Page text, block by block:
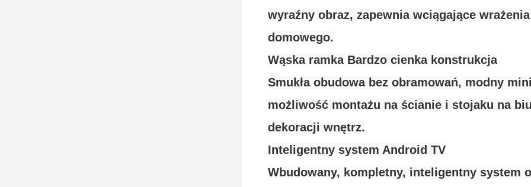
wyraźny obraz, zapewnia wciągające
domowego.
Wąska ramka Bardzo cienka konstrukcja
Smukła obudowa bez obramowań, modny
możliwość montażu na ścianie i stojaku na
dekoracji wnętrz.
Inteligentny system Android TV
Wbudowany, kompletny, inteligentny system